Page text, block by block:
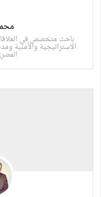
باحث متخصص في
الاستراتيجية والأمنية